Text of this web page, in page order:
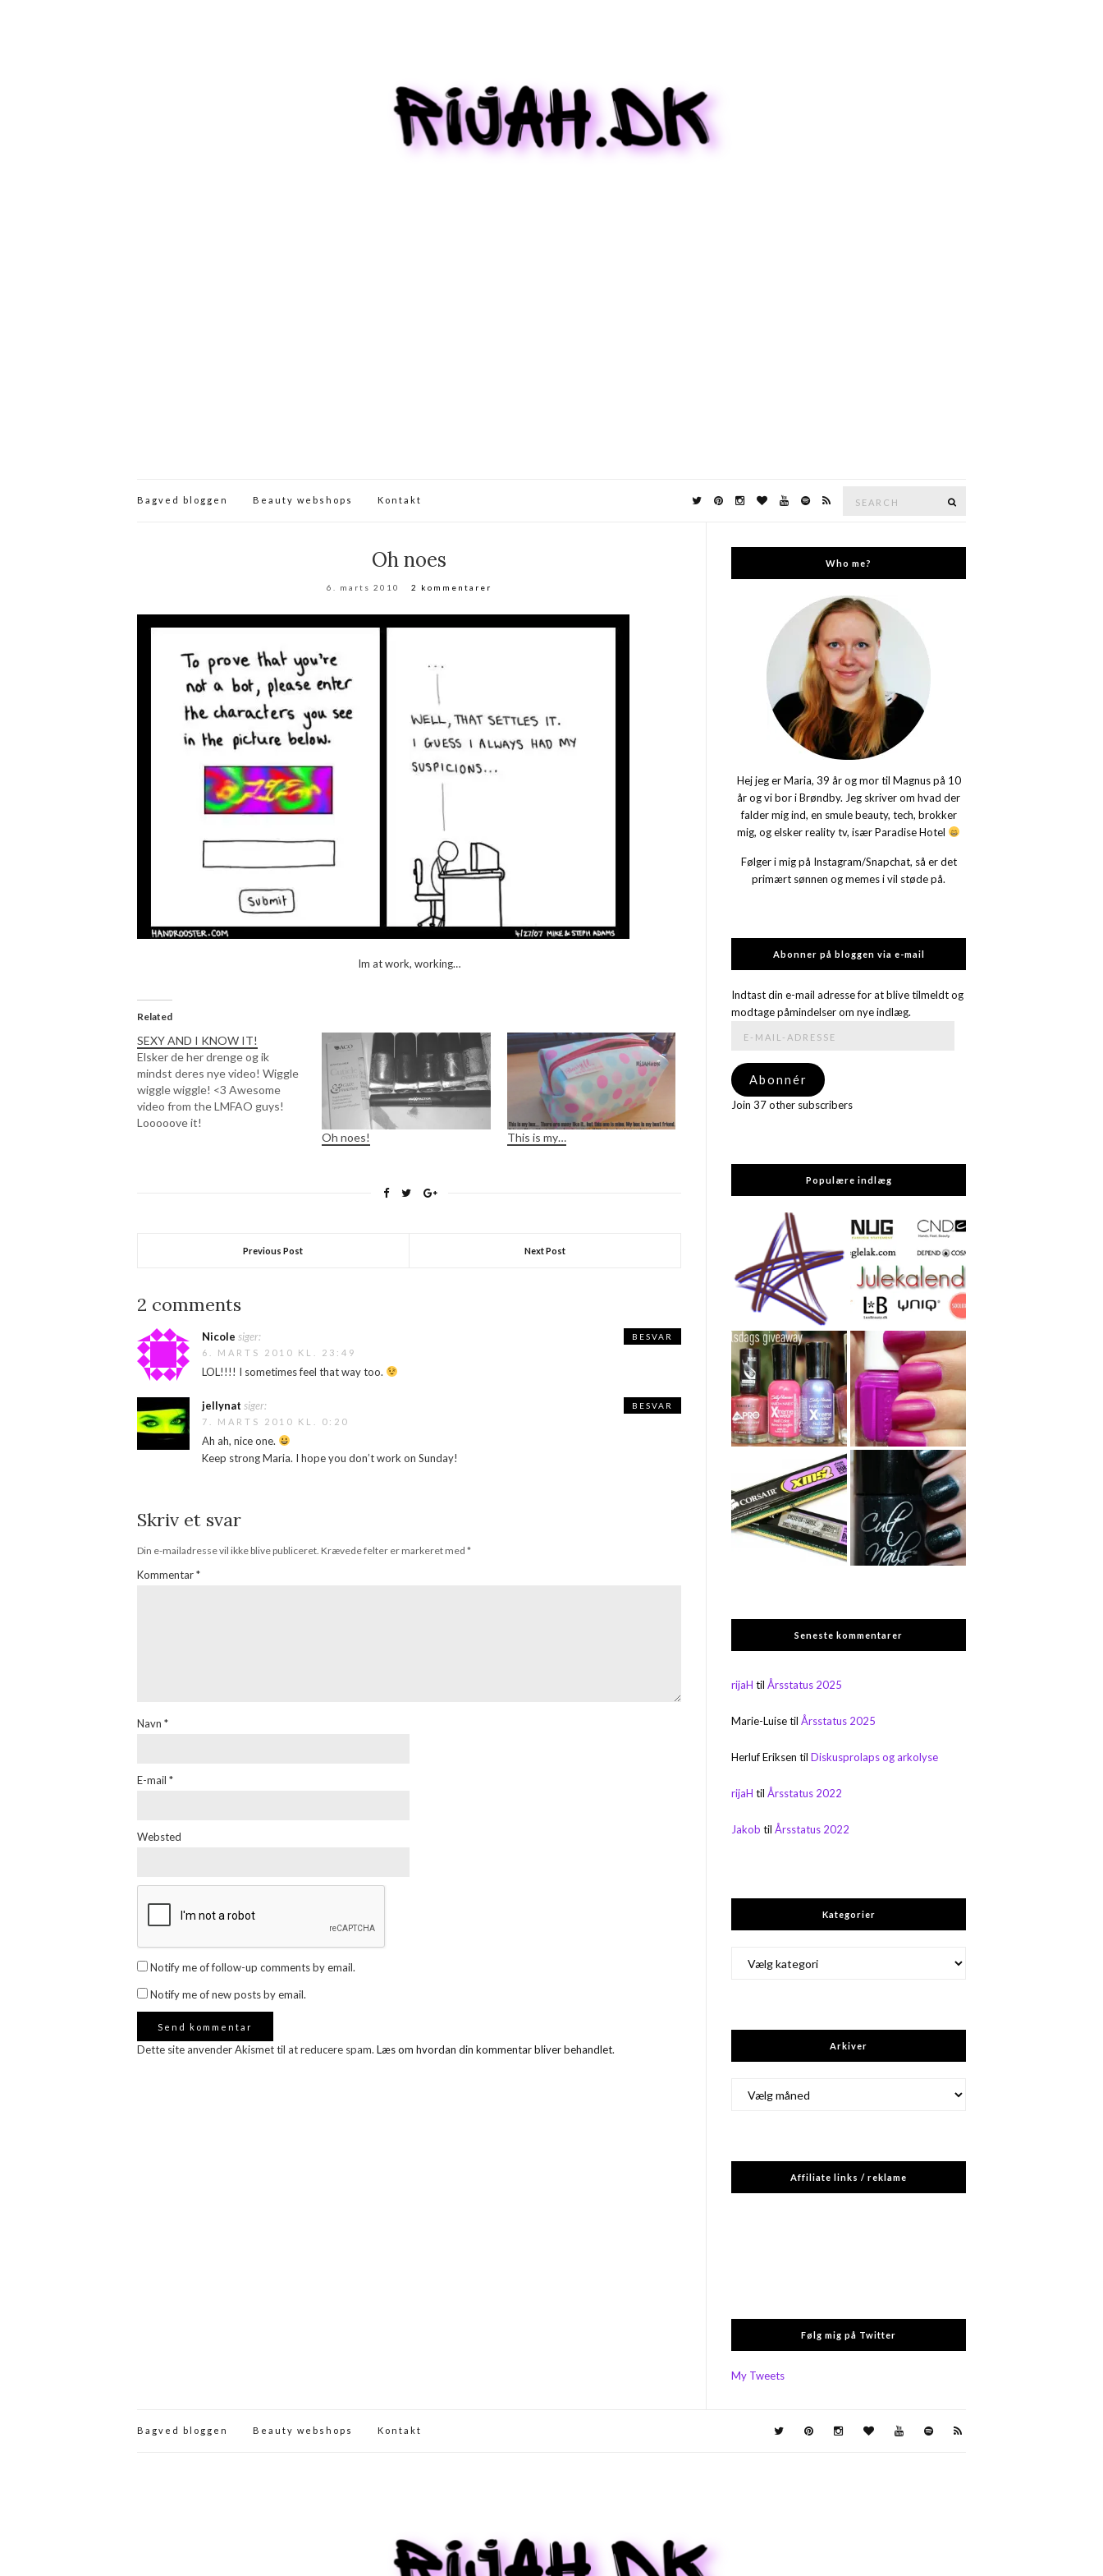
Bagved bloggen Beauty webshops Kontakt
Oh noes
6. marts 2010 2 kommentarer
Im at work, working…
Related
SEXY AND I KNOW IT!
Elsker de her drenge og ik
mindst deres nye video! Wiggle
wiggle wiggle! <3 Awesome
video from the LMFAO guys!
Looooove it!
Oh noes!
This is my…
Previous Post Next Post
2 comments
Nicole siger:
6. MARTS 2010 KL. 23:49
LOL!!!! I sometimes feel that way too.
BESVAR
jellynat siger:
7. MARTS 2010 KL. 0:20
Ah ah, nice one.
Keep strong Maria. I hope you don’t work on Sunday!
BESVAR
Skriv et svar
Din e-mailadresse vil ikke blive publiceret. Krævede felter er markeret med *
Kommentar*
Navn *
E-mail *
Websted
Notify me of follow-up comments by email.
Notify me of new posts by email.
Dette site anvender Akismet til at reducere spam. Læs om hvordan din kommentar bliver behandlet.
Who me?
Hej jeg er Maria, 39 år og mor til Magnus på 10
år og vi bor i Brøndby. Jeg skriver om hvad der
falder mig ind, en smule beauty, tech, brokker
mig, og elsker reality tv, især Paradise Hotel
Følger i mig på Instagram/Snapchat, så er det
primært sønnen og memes i vil støde på.
Abonner på bloggen via e-mail
Indtast din e-mail adresse for at blive tilmeldt og
modtage påmindelser om nye indlæg.
adresse
Abonnér
Join 37 other subscribers
Populære indlæg
Seneste kommentarer
rijaH tilÅrsstatus 2025
Marie-LuisetilÅrsstatus 2025
Herluf Eriksen tilDiskusprolaps og arkolyse
rijaH tilÅrsstatus 2022
Jakob tilÅrsstatus 2022
Kategorier
Arkiver
Affiliate links / reklame
Følg mig på Twitter
My Tweets
Bagved bloggen Beauty webshops Kontakt